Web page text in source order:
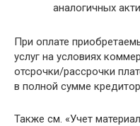
аналогичных
При оплате
услуг на условиях
отсрочки/рассрочки
в полной сумме
Также см. «Учет